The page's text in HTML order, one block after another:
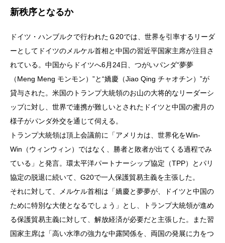
新秩序となるか
ドイツ・ハンブルクで行われたＧ20では、世界を引率するリーダ
ーとしてドイツのメルケル首相と中国の習近平国家主席が注目さ
れている。中国からドイツへ6月24日、つがいパンダ“夢夢
（Meng Meng モンモン）”と“嬌慶（Jiao Qing チャオチン）”が
貸与された。米国のトランプ大統領のお山の大将的なリーダーシ
ップに対し、世界で連携が難しいとされたドイツと中国の蜜月の
様子がパンダ外交を通じて伺える。
トランプ大統領は頂上会議前に「アメリカは、世界化をWin-
Win（ウィンウィン）ではなく、勝者と敗者が出てくる過程でみ
ている」と発言。環太平洋パートナーシップ協定（TPP）とパリ
協定の脱退に続いて、G20で一人保護貿易主義を主張した。
それに対して、メルケル首相は「嬌慶と夢夢が、ドイツと中国の
ために特別な大使となるでしょう」とし、トランプ大統領が進め
る保護貿易主義に対して、解放経済が必要だと主張した。また習
国家主席は「高い水準の強力な中露関係を、両国の発展に力をつ